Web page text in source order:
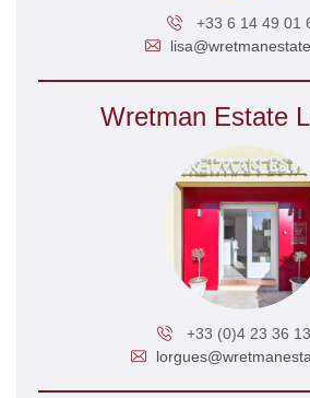
+33 6 14 49 01
Wretman Estate
+33 (0)4 23 36